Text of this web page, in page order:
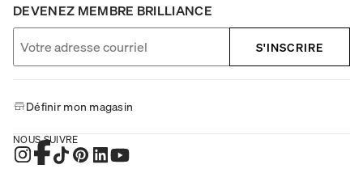
DEVENEZ MEMBRE BRILLIANCE
S'INSCRIRE
Définir mon magasin
NOUS SUIVRE